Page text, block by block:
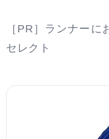
［PR］ランナー
セレクト